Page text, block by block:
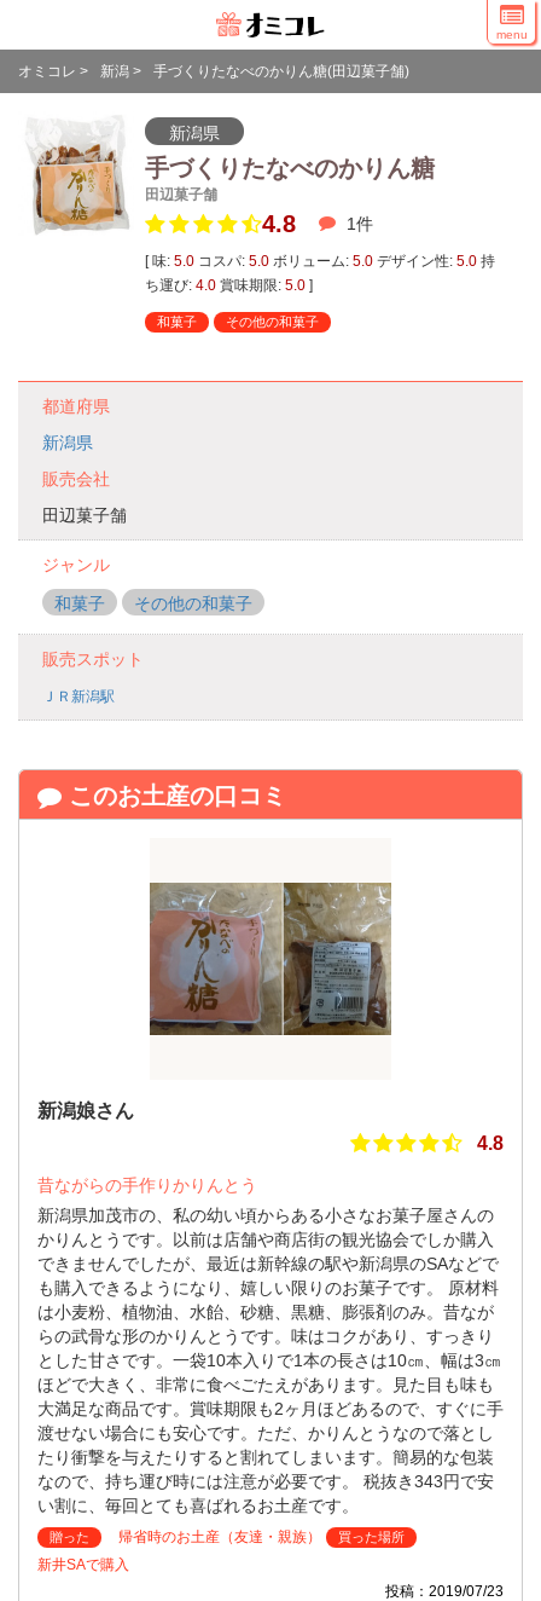
menu
オミコレ > 新潟 > 手づくりたなべのかりん糖(田辺菓子舗)
新潟県
手づくりたなべのかりん糖
田辺菓子舗
4.8 1件
[ 味: 5.0コスパ: 5.0ボリューム: 5.0デザイン性: 5.0持
ち運び: 4.0賞味期限: 5.0]
和菓子 その他の和菓子
都道府県
新潟県
販売会社
田辺菓子舗
ジャンル
和菓子
その他の和菓子
販売スポット
ＪＲ新潟駅
このお土産の口コミ
新潟娘さん
4.8
昔ながらの手作りかりんとう
新潟県加茂市の、私の幼い頃からある小さなお菓子屋さんの
かりんとうです。以前は店舗や商店街の観光協会でしか購入
できませんでしたが、最近は新幹線の駅や新潟県のSAなどで
も購入できるようになり、嬉しい限りのお菓子です。 原材料
は小麦粉、植物油、水飴、砂糖、黒糖、膨張剤のみ。昔なが
らの武骨な形のかりんとうです。味はコクがあり、すっきり
とした甘さです。一袋10本入りで1本の長さは10㎝、幅は3㎝
ほどで大きく、非常に食べごたえがあります。見た目も味も
大満足な商品です。賞味期限も2ヶ月ほどあるので、すぐに手
渡せない場合にも安心です。ただ、かりんとうなので落とし
たり衝撃を与えたりすると割れてしまいます。簡易的な包装
なので、持ち運び時には注意が必要です。 税抜き343円で安
い割に、毎回とても喜ばれるお土産です。
贈った 帰省時のお土産（友達・親族） 買った場所
新井SAで購入
投稿：2019/07/23